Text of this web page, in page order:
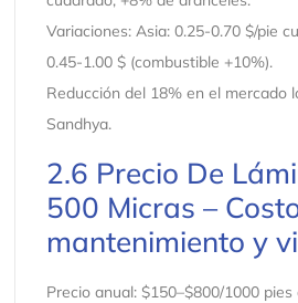
Variaciones: Asia: 0.25-0.70 $/pie
0.45-1.00 $ (combustible +10%).
Reducción del 18% en el mercado
Sandhya.
2.6 Precio De
500 Micras –
mantenimiento y
Precio anual: $150–$800/1000